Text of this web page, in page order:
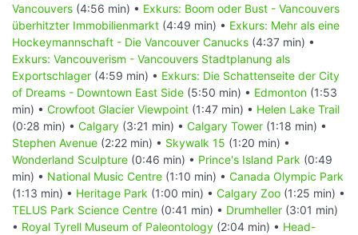
Vancouvers (4:56 min) • Exkurs: Boom oder Bust - Vancouvers
überhitzter Immobilienmarkt (4:49 min) • Exkurs: Mehr als eine
Hockeymannschaft - Die Vancouver Canucks (4:37 min) •
Exkurs: Vancouverism - Vancouvers Stadtplanung als
Exportschlager (4:59 min) • Exkurs: Die Schattenseite der City
of Dreams - Downtown East Side (5:50 min) • Edmonton (1:53
min) • Crowfoot Glacier Viewpoint (1:47 min) • Helen Lake Trail
(0:28 min) • Calgary (3:21 min) • Calgary Tower (1:18 min) •
Stephen Avenue (2:22 min) • Skywalk 15 (1:20 min) •
Wonderland Sculpture (0:46 min) • Prince's Island Park (0:49
min) • National Music Centre (1:10 min) • Canada Olympic Park
(1:13 min) • Heritage Park (1:00 min) • Calgary Zoo (1:25 min) •
TELUS Park Science Centre (0:41 min) • Drumheller (3:01 min)
• Royal Tyrell Museum of Paleontology (2:04 min) • Head-